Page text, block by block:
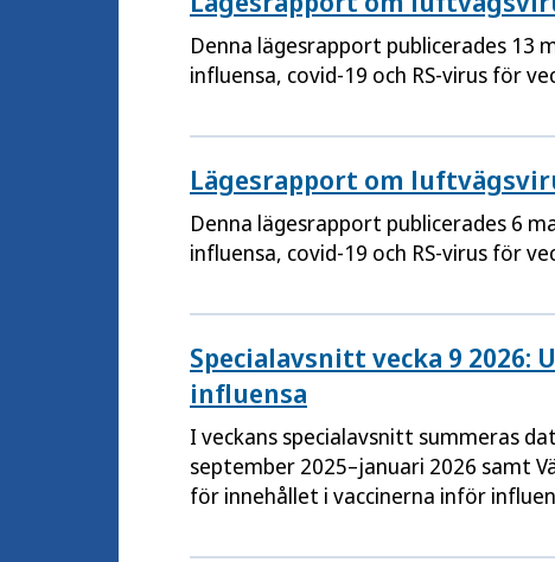
Denna lägesrapport publicerades 13
influensa, covid-19 och RS-virus för
Lägesrapport om
Denna lägesrapport publicerades 6
influensa, covid-19 och RS-virus för
Specialavsnitt vecka 9
influensa
I veckans specialavsnitt summeras
september 2025–januari 2026 samt
för innehållet i vaccinerna inför